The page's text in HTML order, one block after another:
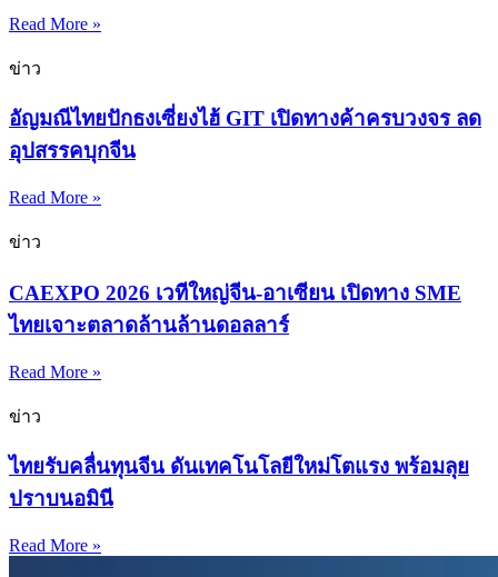
Read More »
ข่าว
อัญมณีไทยปักธงเซี่ยงไฮ้ GIT เปิดทางค้าครบวงจร ลด
อุปสรรคบุกจีน
Read More »
ข่าว
CAEXPO 2026 เวทีใหญ่จีน-อาเซียน เปิดทาง SME
ไทยเจาะตลาดล้านล้านดอลลาร์
Read More »
ข่าว
ไทยรับคลื่นทุนจีน ดันเทคโนโลยีใหม่โตแรง พร้อมลุย
ปราบนอมินี
Read More »